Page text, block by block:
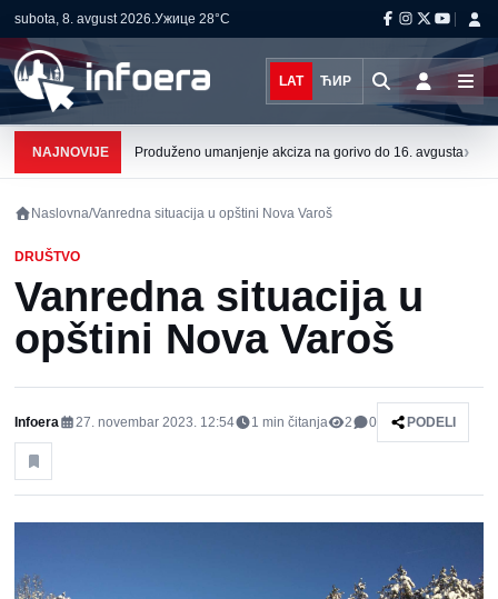
subota, 8. avgust 2026.Ужице 28°C
LAT ЋИР
NAJNOVIJE Produženo umanjenje akciza na gorivo do 16. avgusta›
Naslovna/Vanredna situacija u opštini Nova Varoš
DRUŠTVO
Vanredna situacija u
opštini Nova Varoš
Infoera 27. novembar 2023. 12:54 1 min čitanja 2 0 PODELI